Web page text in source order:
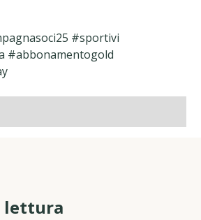
#sportivi
#abbonamentogold
lettura